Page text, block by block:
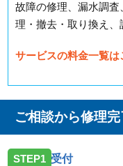
故障の修理、漏水調
理・撤去・取り換え
サービスの料金一覧は
ご相談から修理
STEP1 受付